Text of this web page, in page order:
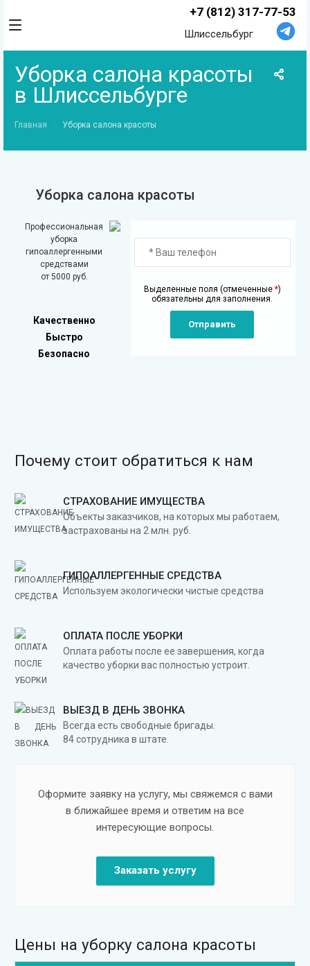
+7 (812) 317-77-53
Шлиссельбург
Уборка салона красоты
в Шлиссельбурге
Главная Уборка салона красоты
Уборка салона красоты
Профессиональная
уборка
гипоаллергенными
средствами
от 5000 руб.
Качественно
Быстро
Безопасно
Выделенные поля (отмеченные *)
обязательны для заполнения.
Отправить
Почему стоит обратиться к нам
СТРАХОВАНИЕ ИМУЩЕСТВА
Объекты заказчиков, на которых мы работаем,
застрахованы на 2 млн. руб.
ГИПОАЛЛЕРГЕННЫЕ СРЕДСТВА
Используем экологически чистые средства
ОПЛАТА ПОСЛЕ УБОРКИ
Оплата работы после ее завершения, когда
качество уборки вас полностью устроит.
ВЫЕЗД В ДЕНЬ ЗВОНКА
Всегда есть свободные бригады.
84 сотрудника в штате.
Оформите заявку на услугу, мы свяжемся с вами
в ближайшее время и ответим на все
интересующие вопросы.
Заказать услугу
Цены на уборку салона красоты